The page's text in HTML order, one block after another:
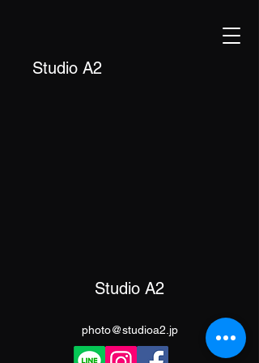
Studio A2
Studio A2
photo@studioa2.jp